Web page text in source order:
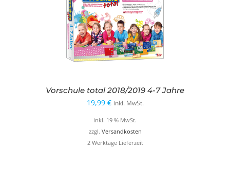
Vorschule total 2018/2019 4-7 Jahre
19,99 € inkl. MwSt.
inkl. 19 % MwSt.
zzgl. Versandkosten
2 Werktage Lieferzeit